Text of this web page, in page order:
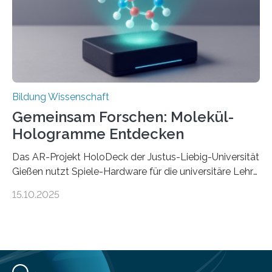
Management. Die Forscher kommen zu dem Schluss,
dass Patente…
Bildung Wissenschaft
Gemeinsam Forschen: Molekül-
Hologramme Entdecken
Das AR-Projekt HoloDeck der Justus-Liebig-Universität
Gießen nutzt Spiele-Hardware für die universitäre Lehre
bekannte Augmented-Reality-Technologie (AR) hält
komplexe molekulare Zusammenhänge sichtbar zu
15.10.2025